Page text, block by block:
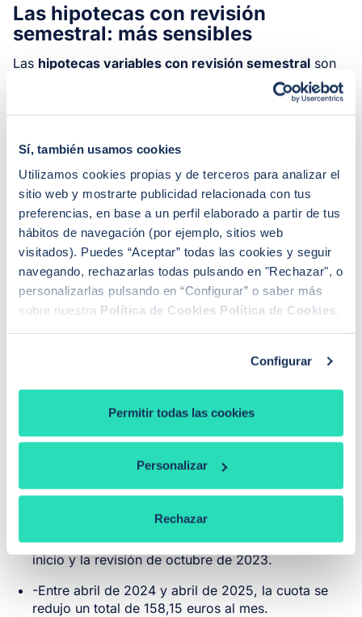
Sí, también usamos cookies
Utilizamos cookies propias y de terceros para analizar el
sitio web y mostrarte publicidad relacionada con tus
preferencias, en base a un perfil elaborado a partir de tus
hábitos de navegación (por ejemplo, sitios web
visitados). Puedes “Aceptar” todas las cookies y seguir
navegando, rechazarlas todas pulsando en "Rechazar", o
personalizarlas pulsando en “Configurar” o saber más
sobre nuestra Política de Cookies Política de Cookies .
Configurar
Permitir todas las cookies
Personalizar
Rechazar
Las hipotecas con revisión
semestral: más sensibles
Las hipotecas variables con revisión semestral son
las más sensibles a las fluctuaciones del euríbor. Estos
hipotecados fueron los primeros en notar las rebajas
los primeros en experimentar las recientes subidas.
hipoteca de 150.000 euros
2021con un diferencial del 0,99%:
-Se encareció 347,62 euros mensuales entre su
inicio y la revisión de octubre de 2023.
-Entre abril de 2024 y abril de 2025, la cuota se
redujo un total de 158,15 euros al mes.